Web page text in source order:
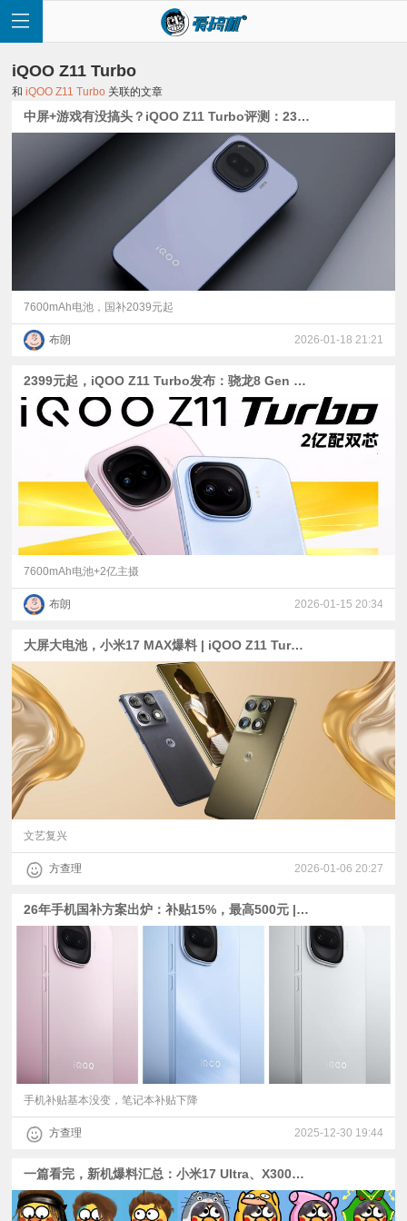
页
讯
评
频
科
普
验
专
题
iQOO Z11 Turbo
和iQOO Z11 Turbo 关联的文章
中屏+游戏有没搞头？iQOO Z11 Turbo评测：2399元起的骁龙8 Gen 5+2亿主摄
7600mAh电池，国补2039元起
布朗 2026-01-18 21:21
2399元起，iQOO Z11 Turbo发布：骁龙8 Gen 5的中屏性能机【附一加Ace 6T、荣耀WIN RT、K80至尊版对比】
7600mAh电池+2亿主摄
布朗 2026-01-15 20:34
大屏大电池，小米17 MAX爆料 | iQOO Z11 Turbo、moto新机详细爆料：LYT-828主摄+手写笔？
文艺复兴
方查理 2026-01-06 20:27
26年手机国补方案出炉：补贴15%，最高500元 | iQOO Z11 Turbo外观公布、X300 Ultra或取消拍照键
手机补贴基本没变，笔记本补贴下降
方查理 2025-12-30 19:44
一篇看完，新机爆料汇总：小米17 Ultra、X300U、Find X9U、荣耀WIN/Power2、一加Turbo、Z11 Turbo新机海